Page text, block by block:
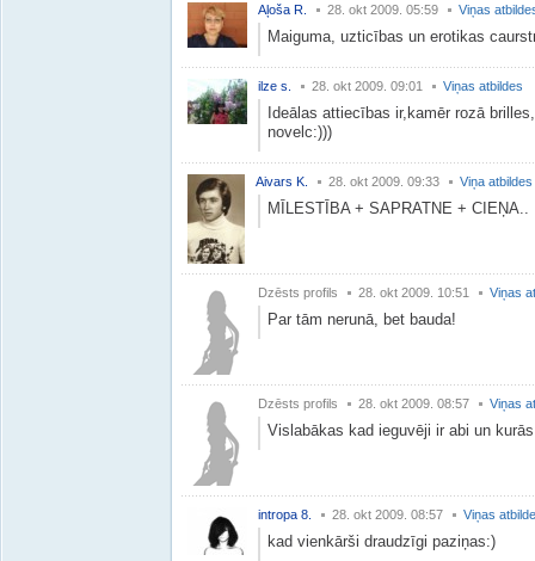
Aļoša R. 28. okt 2009. 05:59 Viņas
Maiguma, uzticības un erotikas
ilze s. 28. okt 2009. 09:01 Viņas atbildes
Ideālas attiecības ir,kamēr rozā
novelc:)))
Aivars K. 28. okt 2009. 09:33 Viņa atbildes
MĪLESTĪBA + SAPRATNE + CIEŅA..
Dzēsts profils 28. okt 2009. 10:51 Viņas
Par tām nerunā, bet bauda!
Dzēsts profils 28. okt 2009. 08:57 Viņas
Vislabākas kad ieguvēji ir abi un
intropa 8. 28. okt 2009. 08:57 Viņas
kad vienkārši draudzīgi paziņas:)